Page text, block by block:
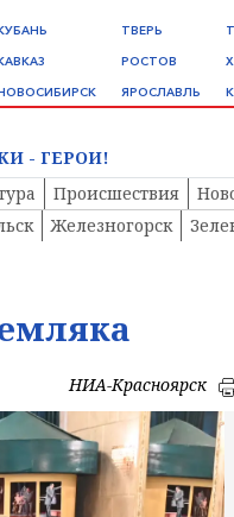
ТВЕРЬ
РОСТОВ
ЯРОСЛАВЛЬ
- ГЕРОИ!
Происшествия
Железногорск
НИА-Красноярск